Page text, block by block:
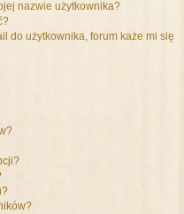
nazwie użytkownika?
do użytkownika, forum każe mi się